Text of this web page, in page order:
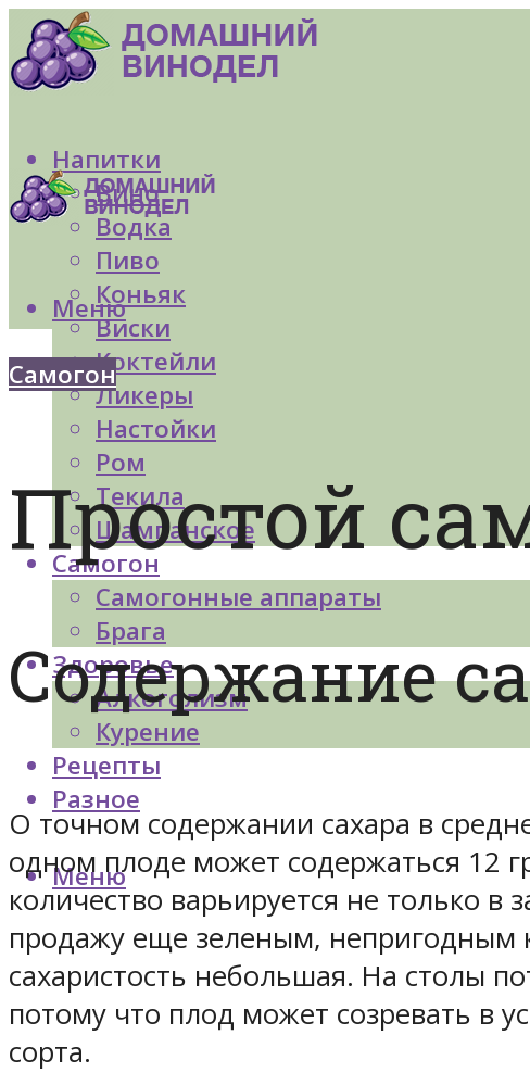
Напитки
Вино
Водка
Пиво
Коньяк
Виски
Коктейли
Ликеры
Настойки
Ром
Текила
Шампанское
Самогон
Самогонные аппараты
Брага
Здоровье
Алкоголизм
Курение
Рецепты
Разное
Меню
Меню
Самогон
Простой
Содержание
О точном содержании сахара в
одном плоде может содержаться 12
количество варьируется не только в
продажу еще зеленым, непригодным
сахаристость небольшая. На столы
потому что плод может созревать в
сорта.